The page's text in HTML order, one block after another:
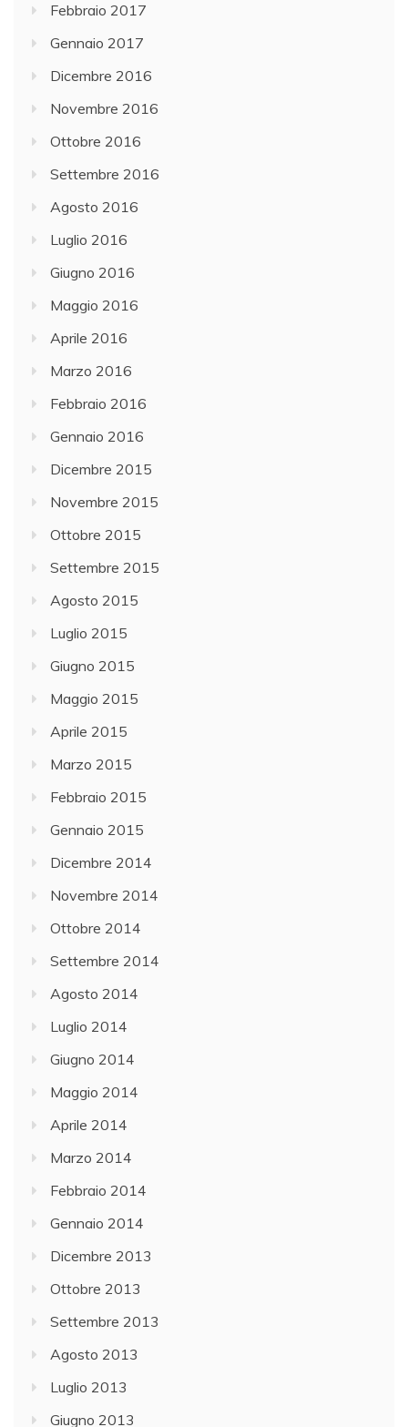
Febbraio 2017
Gennaio 2017
Dicembre 2016
Novembre 2016
Ottobre 2016
Settembre 2016
Agosto 2016
Luglio 2016
Giugno 2016
Maggio 2016
Aprile 2016
Marzo 2016
Febbraio 2016
Gennaio 2016
Dicembre 2015
Novembre 2015
Ottobre 2015
Settembre 2015
Agosto 2015
Luglio 2015
Giugno 2015
Maggio 2015
Aprile 2015
Marzo 2015
Febbraio 2015
Gennaio 2015
Dicembre 2014
Novembre 2014
Ottobre 2014
Settembre 2014
Agosto 2014
Luglio 2014
Giugno 2014
Maggio 2014
Aprile 2014
Marzo 2014
Febbraio 2014
Gennaio 2014
Dicembre 2013
Ottobre 2013
Settembre 2013
Agosto 2013
Luglio 2013
Giugno 2013